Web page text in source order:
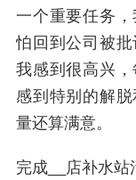
一个重要任务
怕回到公司被批
我感到很高兴
感到特别的解
量还算满意。
完成__店补水